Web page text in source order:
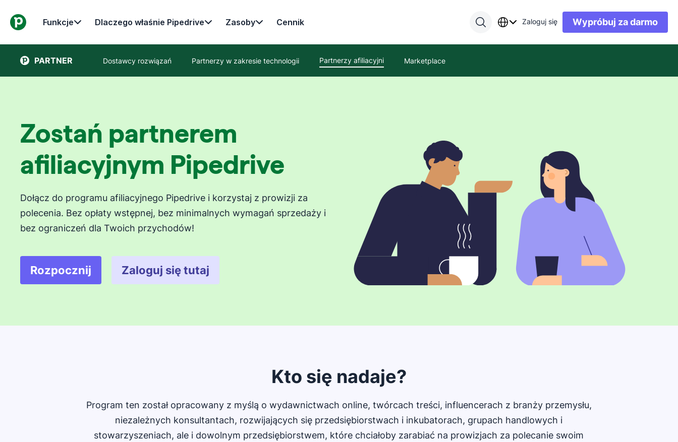
Funkcje Dlaczego właśnie Pipedrive Zasoby Cennik Zaloguj się Wypróbuj za darmo
PARTNER Dostawcy rozwiązań Partnerzy w zakresie technologii Partnerzy afiliacyjni Marketplace
Zostań partnerem
afiliacyjnym Pipedrive
Dołącz do programu afiliacyjnego Pipedrive i korzystaj z prowizji za
polecenia. Bez opłaty wstępnej, bez minimalnych wymagań sprzedaży i
bez ograniczeń dla Twoich przychodów!
Rozpocznij
Otwiera się w nowym oknie
Zaloguj się tutaj
Otwiera się w nowym oknie
Kto się nadaje?
Program ten został opracowany z myślą o wydawnictwach online, twórcach treści, influencerach z branży przemysłu,
niezależnych konsultantach, rozwijających się przedsiębiorstwach i inkubatorach, grupach handlowych i
stowarzyszeniach, ale i dowolnym przedsiębiorstwem, które chciałoby zarabiać na prowizjach za polecanie swoim